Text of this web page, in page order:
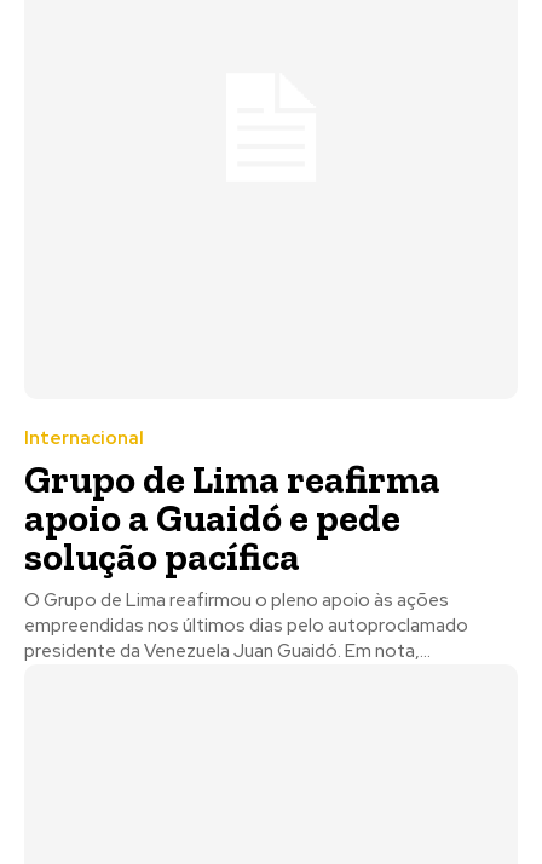
Internacional
Grupo de Lima reafirma
apoio a Guaidó e pede
solução pacífica
O Grupo de Lima reafirmou o pleno apoio às ações
empreendidas nos últimos dias pelo autoproclamado
presidente da Venezuela Juan Guaidó. Em nota,...